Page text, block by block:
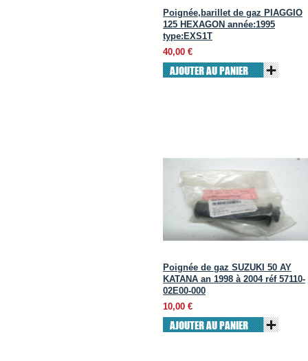
Poignée,barillet de gaz PIAGGIO
125 HEXAGON année:1995
type:EXS1T
40,00 €
AJOUTER AU PANIER
Poignée de gaz SUZUKI 50 AY
KATANA an 1998 à 2004 réf 57110-
02E00-000
10,00 €
AJOUTER AU PANIER